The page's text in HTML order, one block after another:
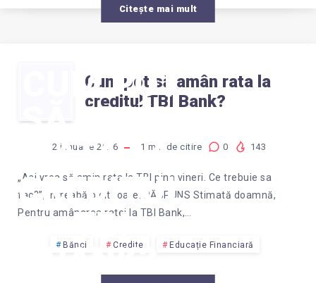
Citește mai mult
CUM POT
SĂ AMÂN
RATA LA
CREDITUL
TBI
BANK?
Cum pot să amân rata la
creditul TBI Bank?
22 ianuarie 2026 1 min de citire 0 143
„Asi vrea să amin rata la TBI pina vineri. Ce trebuie sa
fac?”, întreabă o cititoare. RĂSPUNS Stimată doamnă,
Pentru amânarea ratei la TBI Bank,…
Bănci Credite Educație Financiară